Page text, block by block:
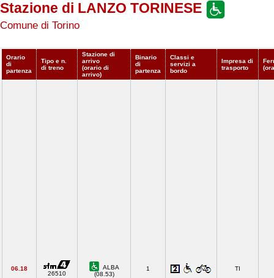
Stazione di LANZO TORINESE
Comune di Torino
Orario
di
partenza
Tipo e n.
di treno
Stazione di
arrivo
(orario di
arrivo)
Binario
di
partenza
Classi e
servizi a
bordo
Impresa di
trasporto
06.18
26510
ALBA
(08.53)
1 TI